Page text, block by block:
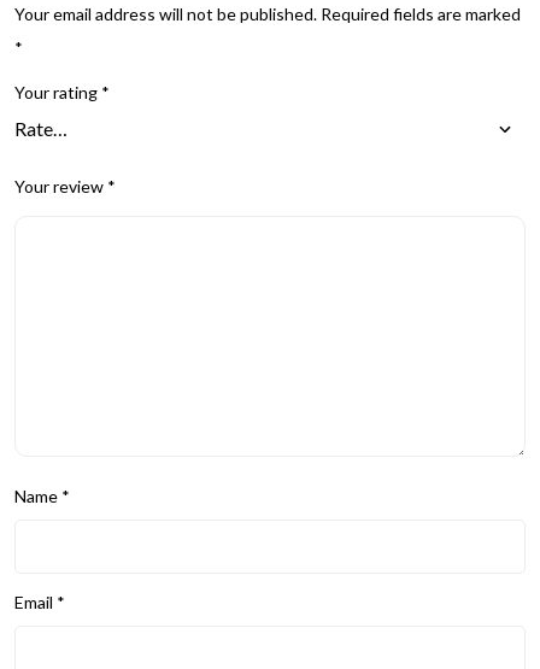
Your email address will not be published. Required fields are marked
*
Your rating *
Your review *
Name *
Email *